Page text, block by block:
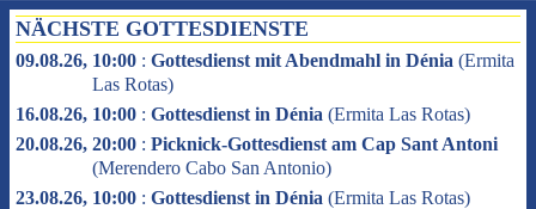
NÄCHSTE GOTTESDIENSTE
09.08.26, 10:00 : Gottesdienst mit Abendmahl in Dénia (Ermita
Las Rotas)
16.08.26, 10:00 : Gottesdienst in Dénia (Ermita Las Rotas)
20.08.26, 20:00 : Picknick-Gottesdienst am Cap Sant Antoni
(Merendero Cabo San Antonio)
23.08.26, 10:00 : Gottesdienst in Dénia (Ermita Las Rotas)